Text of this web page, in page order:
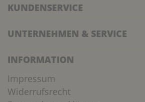
KUNDENSERVICE
UNTERNEHMEN & SERVICE
INFORMATION
Impressum
Widerrufsrecht